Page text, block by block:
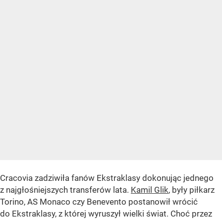
Cracovia zadziwiła fanów Ekstraklasy dokonując jednego
z najgłośniejszych transferów lata. Kamil Glik, były piłkarz
Torino, AS Monaco czy Benevento postanowił wrócić
do Ekstraklasy, z której wyruszył wielki świat. Choć przez